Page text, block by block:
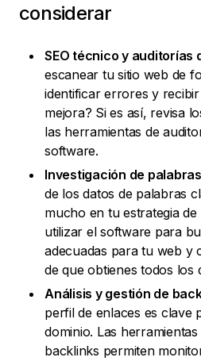
considerar
SEO técnico y auditorías
escanear tu sitio web de
identificar errores y
mejora? Si es así, revisa
las herramientas de
software.
Investigación de
de los datos de palabras
mucho en tu estrategia
utilizar el software para
adecuadas para tu web y
de que obtienes todos los
Análisis y gestión de
perfil de enlaces es clave
dominio. Las
backlinks permiten